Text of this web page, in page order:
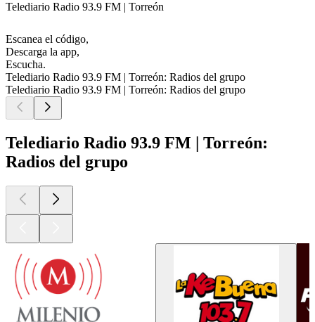
Telediario Radio 93.9 FM | Torreón
Escanea el código,
Descarga la app,
Escucha.
Telediario Radio 93.9 FM | Torreón: Radios del grupo
Telediario Radio 93.9 FM | Torreón: Radios del grupo
Telediario Radio 93.9 FM | Torreón:
Radios del grupo